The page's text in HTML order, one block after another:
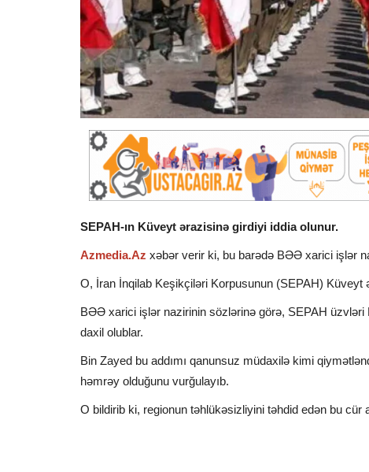
SEPAH-ın Küveyt ərazisinə girdiyi iddia olunur.
Azmedia.Az xəbər verir ki, bu barədə BƏƏ xarici işlər
O, İran İnqilab Keşikçiləri Korpusunun (SEPAH) Küveyt
BƏƏ xarici işlər nazirinin sözlərinə görə, SEPAH üzvləri
daxil olublar.
Bin Zayed bu addımı qanunsuz müdaxilə kimi
həmrəy olduğunu vurğulayıb.
O bildirib ki, regionun təhlükəsizliyini təhdid edən bu cür